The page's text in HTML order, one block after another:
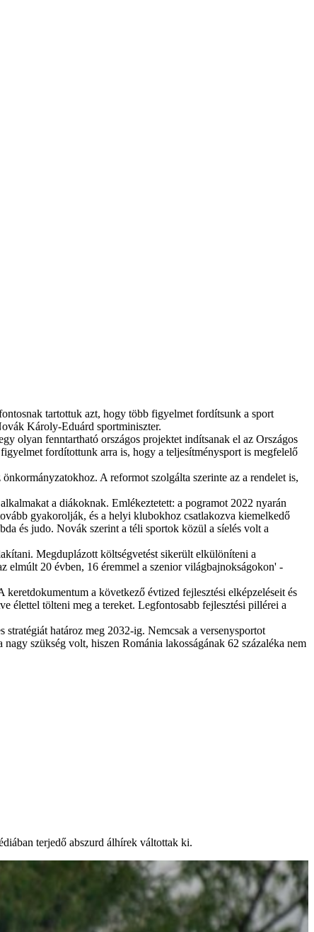
tartottuk azt, hogy több figyelmet fordítsunk a sport
Károly-Eduárd sportminiszter.
olyan fenntartható országos projektet indítsanak el az Országos
fordítottunk arra is, hogy a teljesítménysport is megfelelő
A reformot szolgálta szerinte az a rendelet is,
a diákoknak. Emlékeztetett: a pogramot 2022 nyarán
gyakorolják, és a helyi klubokhoz csatlakozva kiemelkedő
és judo. Novák szerint a téli sportok közül a síelés volt a
Megduplázott költségvetést sikerült elkülöníteni a
elmúlt 20 évben, 16 éremmel a szenior világbajnokságokon' -
a következő évtized fejlesztési elképzeléseit és
élettel tölteni meg a tereket. Legfontosabb fejlesztési pillérei a
stratégiát határoz meg 2032-ig. Nemcsak a versenysportot
szükség volt, hiszen Románia lakosságának 62 százaléka nem
terjedő abszurd álhírek váltottak ki.